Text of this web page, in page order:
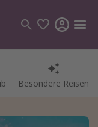
Besondere Reisen